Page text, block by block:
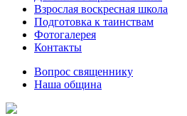
Взрослая воскресная школа
Подготовка к таинствам
Фотогалерея
Контакты
Вопрос священнику
Наша община